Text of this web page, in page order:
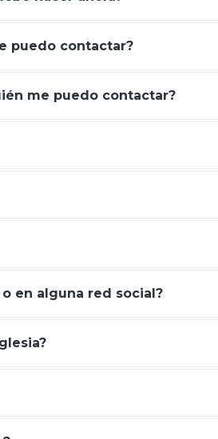
puedo contactar?
me puedo contactar?
en alguna red social?